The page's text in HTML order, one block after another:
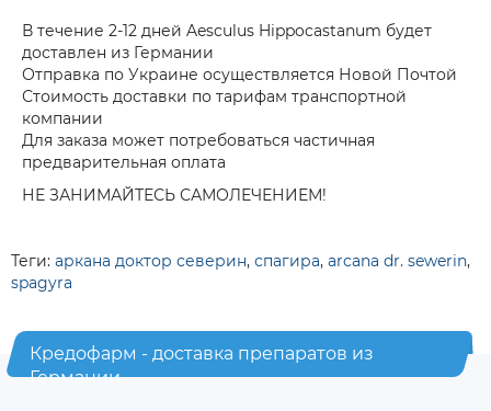
В течение 2-12 дней Aesculus Hippocastanum будет
доставлен из Германии
Отправка по Украине осуществляется Новой Почтой
Стоимость доставки по тарифам транспортной
компании
Для заказа может потребоваться частичная
предварительная оплата
НЕ ЗАНИМАЙТЕСЬ САМОЛЕЧЕНИЕМ!
Теги: аркана доктор северин, спагира, arcana dr. sewerin,
spagyra
Кредофарм - доставка препаратов из
Германии